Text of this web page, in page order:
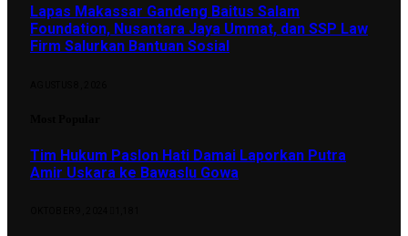
Lapas Makassar Gandeng Baitus Salam
Foundation, Nusantara Jaya Ummat, dan SSP Law
Firm Salurkan Bantuan Sosial
Tim Hukum Paslon Hati Damai Laporkan Putra
Amir Uskara ke Bawaslu Gowa